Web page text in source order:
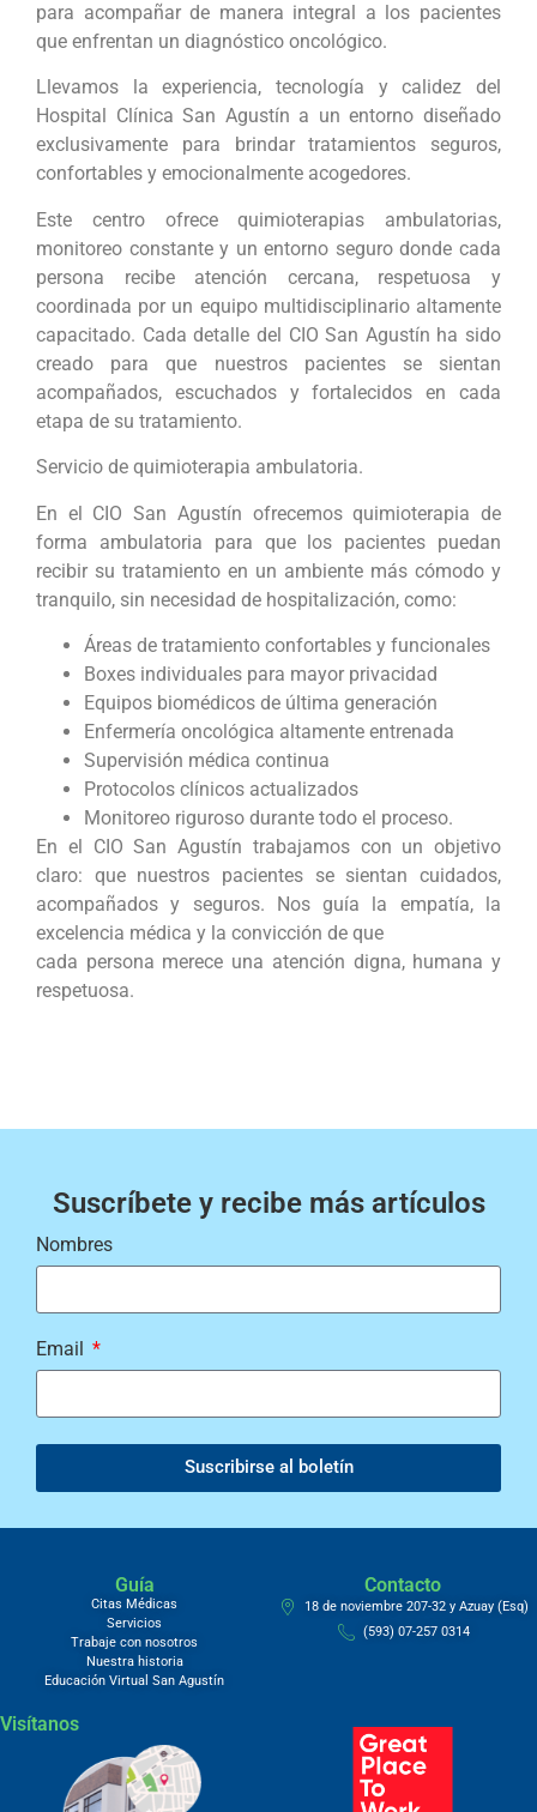
para acompañar de manera integral a los pacientes
que enfrentan un diagnóstico oncológico.
Llevamos la experiencia, tecnología y calidez del
Hospital Clínica San Agustín a un entorno diseñado
exclusivamente para brindar tratamientos seguros,
confortables y emocionalmente acogedores.
Este centro ofrece quimioterapias ambulatorias,
monitoreo constante y un entorno seguro donde cada
persona recibe atención cercana, respetuosa y
coordinada por un equipo multidisciplinario altamente
capacitado. Cada detalle del CIO San Agustín ha sido
creado para que nuestros pacientes se sientan
acompañados, escuchados y fortalecidos en cada
etapa de su tratamiento.
Servicio de quimioterapia ambulatoria.
En el CIO San Agustín ofrecemos quimioterapia de
forma ambulatoria para que los pacientes puedan
recibir su tratamiento en un ambiente más cómodo y
tranquilo, sin necesidad de hospitalización, como:
Áreas de tratamiento confortables y funcionales
Boxes individuales para mayor privacidad
Equipos biomédicos de última generación
Enfermería oncológica altamente entrenada
Supervisión médica continua
Protocolos clínicos actualizados
Monitoreo riguroso durante todo el proceso.
En el CIO San Agustín trabajamos con un objetivo
claro: que nuestros pacientes se sientan cuidados,
acompañados y seguros. Nos guía la empatía, la
excelencia médica y la convicción de que
cada persona merece una atención digna, humana y
respetuosa.
Suscríbete y recibe más artículos
Nombres
Email
Suscribirse al boletín
Guía
Citas Médicas
Servicios
Trabaje con nosotros
Nuestra historia
Educación Virtual San Agustín
Contacto
18 de noviembre 207-32 y Azuay (Esq)
(593) 07-257 0314
Visítanos